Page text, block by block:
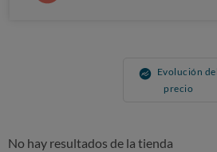
Evolución del
precio
No hay resultados de la tienda